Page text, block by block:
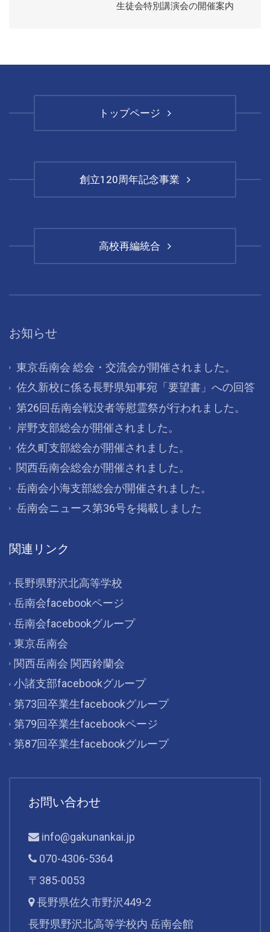
生徒会特別講演会の開催案内
トップページ
創立120周年記念事業
高校再編統合
お知らせ
東京岳南会 総会・交流会が開催されました。
佐久新校に係る長野県知事宛「要望書」への回答
第26回岳南会戦没者等慰霊祭が行われました。
岸野支部総会が開催されました。
佐久町支部総会が開催されました。
関西岳南会総会が開催されました。
岳南会小海支部総会が開催されました。
岳南会ニュース第36号を掲載しました
関連リンク
長野県野沢北高等学校
岳南会facebookページ
岳南会facebookグループ
東京岳南会
関西岳南会 関西鈴蘭会
小諸支部facebookグループ
第73回卒業生facebookグループ
第79回卒業生facebookページ
第87回卒業生facebookグループ
お問い合わせ
info@gakunankai.jp
070-4306-5364
〒385-0053
長野県佐久市野沢449-2
長野県野沢北高等学校内 岳南会館